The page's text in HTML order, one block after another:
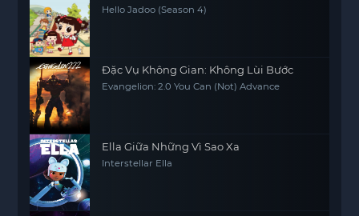
Hello Jadoo (Season 4)
Đặc Vụ Không Gian: Không Lùi Bước
Evangelion: 2.0 You Can (Not) Advance
Ella Giữa Những Vì Sao Xa
Interstellar Ella